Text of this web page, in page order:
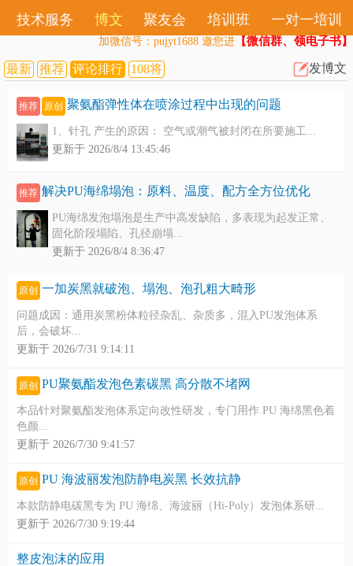
技术服务 博文 聚友会 培训班 一对一培训
加微信号：pujyt1688 邀您进 【微信群、领电子书】
最新 推荐 评论排行 108将 发博文
推荐 原创 聚氨酯弹性体在喷涂过程中出现的问题
1、针孔 产生的原因： 空气或潮气被封闭在所要施工...
更新于 2026/8/4 13:45:46
推荐 解决PU海绵塌泡：原料、温度、配方全方位优化
PU海绵发泡塌泡是生产中高发缺陷，多表现为起发正常、
固化阶段塌陷、孔径崩塌...
更新于 2026/8/4 8:36:47
原创 一加炭黑就破泡、塌泡、泡孔粗大畸形
问题成因：通用炭黑粉体粒径杂乱、杂质多，混入PU发泡体系
后，会破坏...
更新于 2026/7/31 9:14:11
原创 PU聚氨酯发泡色素碳黑 高分散不堵网
本品针对聚氨酯发泡体系定向改性研发，专门用作 PU 海绵黑色着
色颜...
更新于 2026/7/30 9:41:57
原创 PU 海波丽发泡防静电炭黑 长效抗静
本款防静电碳黑专为 PU 海绵、海波丽（Hi-Poly）发泡体系研...
更新于 2026/7/30 9:19:44
整皮泡沫的应用